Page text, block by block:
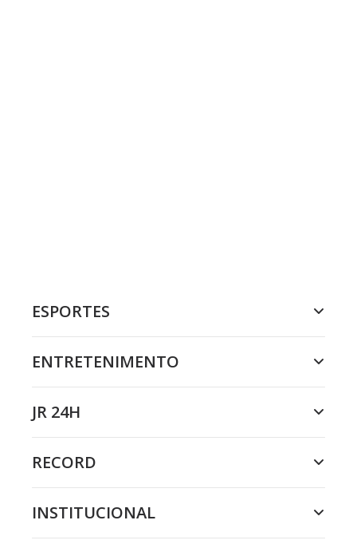
ESPORTES
ENTRETENIMENTO
JR 24H
RECORD
INSTITUCIONAL